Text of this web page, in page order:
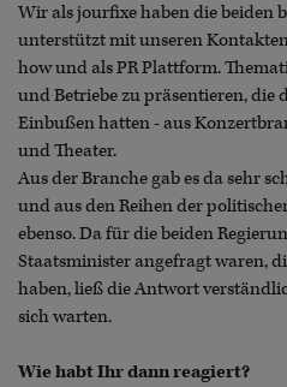
Wir als jourfixe haben die beiden
unterstützt mit unseren
how und als PR Plattform.
und Betriebe zu präsentieren,
Einbußen hatten - aus
und Theater.
Aus der Branche gab es da sehr
und aus den Reihen der
ebenso. Da für die beiden
Staatsminister angefragt waren,
haben, ließ die Antwort
sich warten.
Wie habt Ihr dann reagiert?